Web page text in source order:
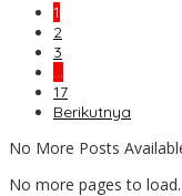
1
2
3
…
17
Berikutnya
No More Posts
No more pages to load.